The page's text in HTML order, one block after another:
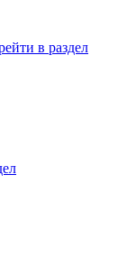
в раздел